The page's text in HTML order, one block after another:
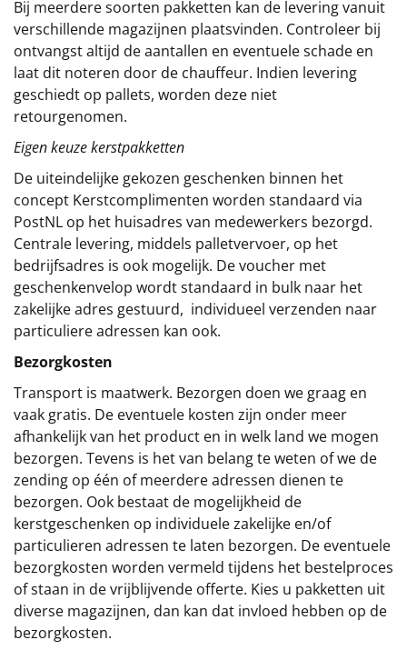
Bij meerdere soorten pakketten kan de levering vanuit
verschillende magazijnen plaatsvinden. Controleer bij
ontvangst altijd de aantallen en eventuele schade en
laat dit noteren door de chauffeur. Indien levering
geschiedt op pallets, worden deze niet
retourgenomen.
Eigen keuze kerstpakketten
De uiteindelijke gekozen geschenken binnen het
concept Kerstcomplimenten worden standaard via
PostNL op het huisadres van medewerkers bezorgd.
Centrale levering, middels palletvervoer, op het
bedrijfsadres is ook mogelijk. De voucher met
geschenkenvelop wordt standaard in bulk naar het
zakelijke adres gestuurd, individueel verzenden naar
particuliere adressen kan ook.
Bezorgkosten
Transport is maatwerk. Bezorgen doen we graag en
vaak gratis. De eventuele kosten zijn onder meer
afhankelijk van het product en in welk land we mogen
bezorgen. Tevens is het van belang te weten of we de
zending op één of meerdere adressen dienen te
bezorgen. Ook bestaat de mogelijkheid de
kerstgeschenken op individuele zakelijke en/of
particulieren adressen te laten bezorgen. De eventuele
bezorgkosten worden vermeld tijdens het bestelproces
of staan in de vrijblijvende offerte. Kies u pakketten uit
diverse magazijnen, dan kan dat invloed hebben op de
bezorgkosten.